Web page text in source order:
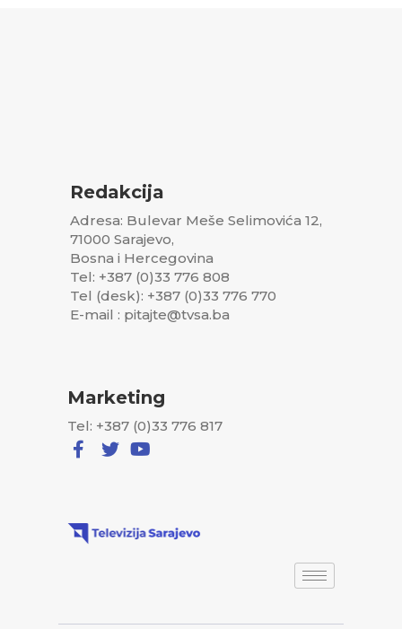
Redakcija
Adresa: Bulevar Meše Selimovića 12,
71000 Sarajevo,
Bosna i Hercegovina
Tel: +387 (0)33 776 808
Tel (desk): +387 (0)33 776 770
E-mail : pitajte@tvsa.ba
Marketing
Tel: +387 (0)33 776 817